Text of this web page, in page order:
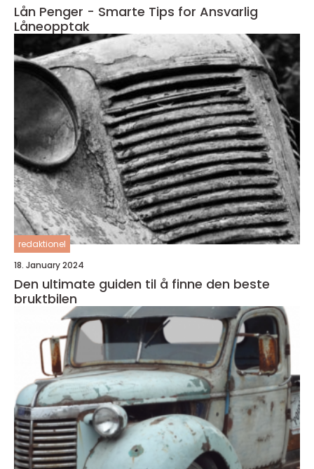
Lån Penger - Smarte Tips for Ansvarlig
Låneopptak
redaktionel
18. January 2024
Den ultimate guiden til å finne den beste
bruktbilen